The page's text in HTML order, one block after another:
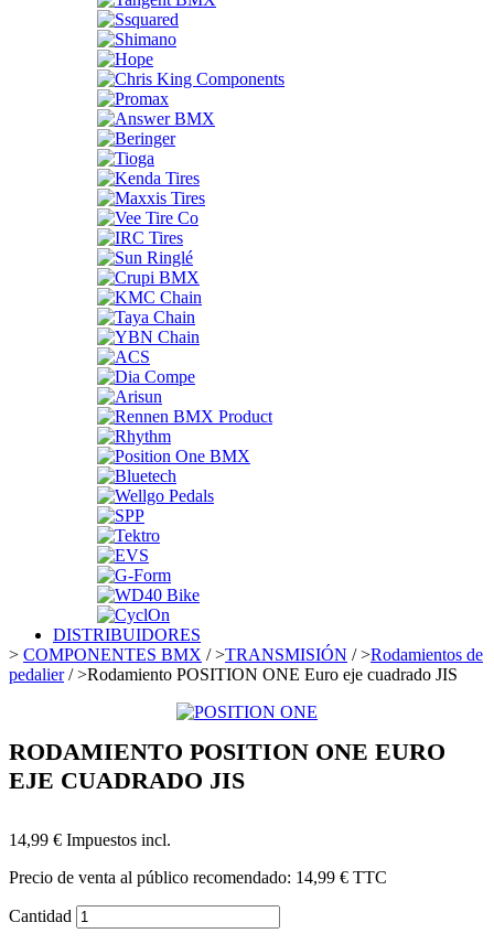
DISTRIBUIDORES
> COMPONENTES BMX />TRANSMISIÓN />Rodamientos de
pedalier/>Rodamiento POSITION ONE Euro eje cuadrado JIS
RODAMIENTO POSITION ONE EURO
EJE CUADRADO JIS
14,99 € Impuestos incl.
Precio de venta al público recomendado: 14,99 € TTC
Cantidad